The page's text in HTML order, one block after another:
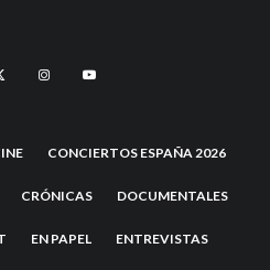
CONCIERTOS ESPAÑA 2026
CRÓNICAS DOCUMENTALES
EN PAPEL ENTREVISTAS